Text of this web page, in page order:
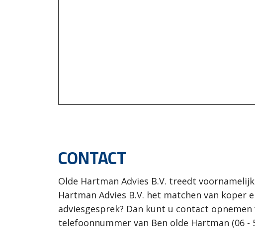
CONTACT
Olde Hartman Advies B.V. treedt
Hartman Advies B.V. het matchen van
adviesgesprek? Dan kunt u contact
telefoonnummer van Ben olde Hartman (06 -